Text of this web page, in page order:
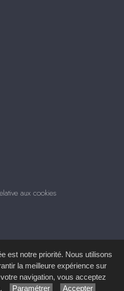
aux cookies
de Contenu (SGC)imagenia, créé et
est notre priorité. Nous utilisons
la meilleure expérience sur
navigation, vous acceptez
Paramétrer Accepter